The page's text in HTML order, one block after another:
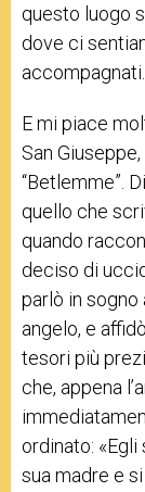
questo luogo
dove ci
accompagnati.
E mi piace
San
“Betlemme”.
quello che
quando
deciso di
parlò in sogno
angelo, e
tesori più
che, appena
ordinato:
sua madre e